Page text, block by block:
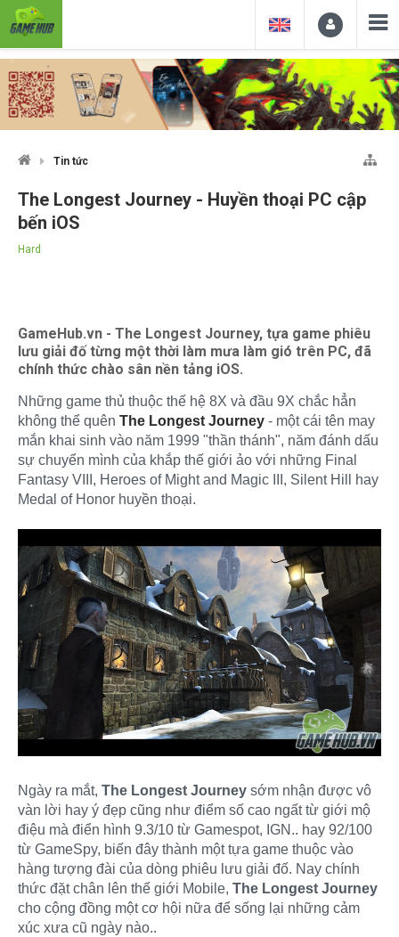
Tin tức
The Longest Journey - Huyền thoại PC cập
bến iOS
Hard
GameHub.vn - The Longest Journey, tựa game phiêu
lưu giải đố từng một thời làm mưa làm gió trên PC, đã
chính thức chào sân nền tảng iOS.
Những game thủ thuộc thế hệ 8X và đầu 9X chắc hẳn
không thể quên The Longest Journey - một cái tên may
mắn khai sinh vào năm 1999 "thần thánh", năm đánh dấu
sự chuyển mình của khắp thế giới ảo với những Final
Fantasy VIII, Heroes of Might and Magic III, Silent Hill hay
Medal of Honor huyền thoại.
Ngày ra mắt, The Longest Journey sớm nhận được vô
vàn lời hay ý đẹp cũng như điểm số cao ngất từ giới mộ
điệu mà điển hình 9.3/10 từ Gamespot, IGN.. hay 92/100
từ GameSpy, biến đây thành một tựa game thuộc vào
hàng tượng đài của dòng phiêu lưu giải đố. Nay chính
thức đặt chân lên thế giới Mobile, The Longest Journey
cho cộng đồng một cơ hội nữa để sống lại những cảm
xúc xưa cũ ngày nào..